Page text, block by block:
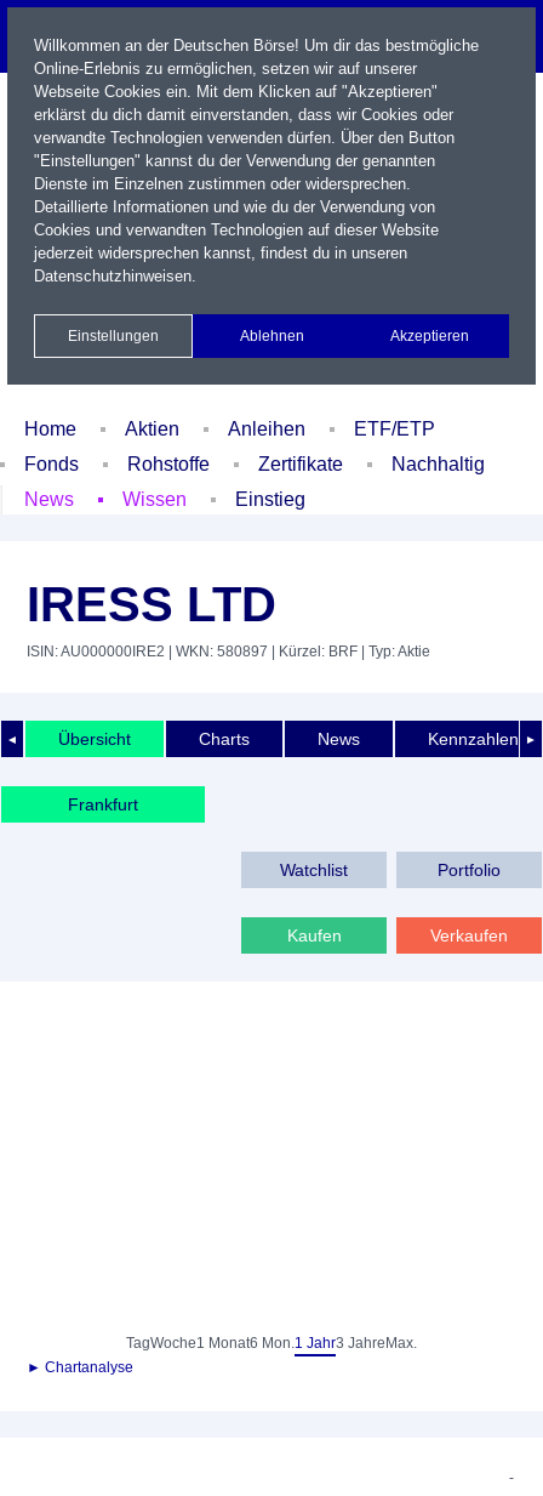
Name / WKN / ISIN / Kürzel
Xetra Realtime
Watchlist Portfolio Login
Home Aktien Anleihen
ETF/ETP
Fonds
Rohstoffe Zertifikate
Nachhaltig
News
Wissen Einstieg
IRESS LTD
ISIN: AU000000IRE2 | WKN: 580897 | Kürzel: BRF | Typ: Aktie
◄ ►
Übersicht Charts News Kennzahlen
Frankfurt
Watchlist Portfolio
Kaufen Verkaufen
TagWoche1 Monat6 Mon.1 Jahr3 Jahre Max.
► Chartanalyse
-
Willkommen an der Deutschen Börse! Um dir das bestmögliche
Online-Erlebnis zu ermöglichen, setzen wir auf unserer
Webseite Cookies ein. Mit dem Klicken auf "Akzeptieren"
erklärst du dich damit einverstanden, dass wir Cookies oder
verwandte Technologien verwenden dürfen. Über den Button
"Einstellungen" kannst du der Verwendung der genannten
Dienste im Einzelnen zustimmen oder widersprechen.
Detaillierte Informationen und wie du der Verwendung von
Cookies und verwandten Technologien auf dieser Website
jederzeit widersprechen kannst, findest du in unseren
Datenschutzhinweisen.
Einstellungen Ablehnen Akzeptieren